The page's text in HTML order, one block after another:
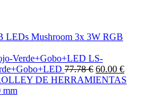
Mushroom 3x 3W RGB
LS-
77.78 € 60.00 €